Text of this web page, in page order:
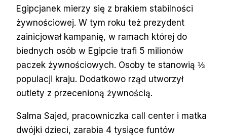
Egipcjanek mierzy się z brakiem stabilności
żywnościowej. W tym roku też prezydent
zainicjował kampanię, w ramach której do
biednych osób w Egipcie trafi 5 milionów
paczek żywnościowych. Osoby te stanowią ⅓
populacji kraju. Dodatkowo rząd utworzył
outlety z przecenioną żywnością.
Salma Sajed, pracowniczka call center i matka
dwójki dzieci, zarabia 4 tysiące funtów